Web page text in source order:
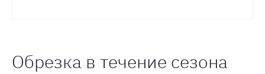
Обрезка в течение сезона